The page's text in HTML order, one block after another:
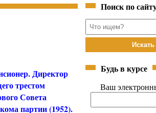
Директор
трестом
Совета
партии (1952).
Поиск по
Будь в курсе
Ваш